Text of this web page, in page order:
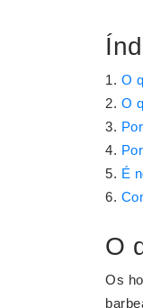
O
O
É
O
Os